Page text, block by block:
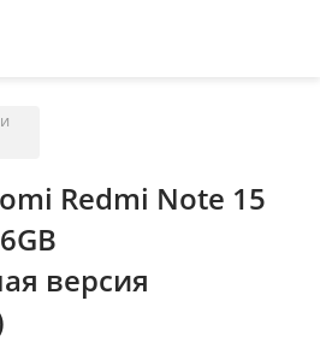
Redmi Note 15
версия